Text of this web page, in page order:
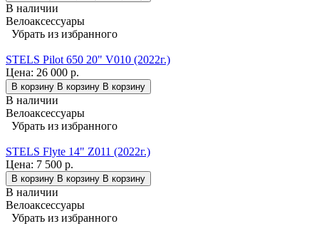
В наличии
Велоаксессуары
Убрать из избранного
STELS Pilot 650 20" V010 (2022г.)
Цена: 26 000 р.
В корзину В корзину В корзину
В наличии
Велоаксессуары
Убрать из избранного
STELS Flyte 14" Z011 (2022г.)
Цена: 7 500 р.
В корзину В корзину В корзину
В наличии
Велоаксессуары
Убрать из избранного